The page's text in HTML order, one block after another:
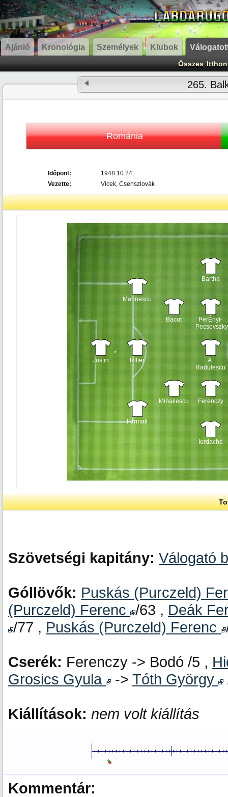
Ajánló Kronológia Személyek Klubok
Összes Itthon
265.
Románia
Időpont:
1948.10.24.
Vezette:
Vlcek, Csehszlovák
Justin
Marinescu
Ritter
Farmati
Bacut
Mihailescu
Bartha
PerÊnyi-
Pecsovszky
A.
Radulescu
Ferenczy
Iordache
Szövetségi kapitány: Válogató
Góllövők: Puskás (Purczeld)
(Purczeld) Ferenc /63 , Deák
/77 , Puskás (Purczeld) Ferenc
Cserék: Ferenczy -> Bodó /5 ,
Grosics Gyula
-> Tóth György
Kiállítások: nem volt kiállítás
Kommentár: